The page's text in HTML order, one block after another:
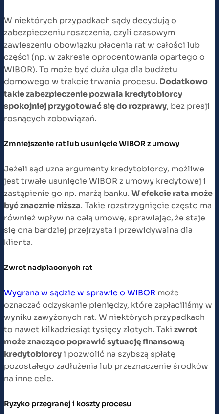
W niektórych przypadkach sądy decydują o
zabezpieczeniu roszczenia, czyli czasowym
zawieszeniu obowiązku płacenia rat w całości lub
części (np. w zakresie oprocentowania opartego o
WIBOR). To może być duża ulga dla budżetu
domowego w trakcie trwania procesu. Dodatkowo
takie zabezpieczenie pozwala kredytobiorcy
spokojniej przygotować się do rozprawy, bez presji
rosnących zobowiązań.
Zmniejszenie rat lub usunięcie WIBOR z umowy
Jeżeli sąd uzna argumenty kredytobiorcy, możliwe
jest trwałe usunięcie WIBOR z umowy kredytowej i
zastąpienie go np. marżą banku. W efekcie rata może
być znacznie niższa. Takie rozstrzygnięcie często ma
również wpływ na całą umowę, sprawiając, że staje
się ona bardziej przejrzysta i przewidywalna dla
klienta.
Zwrot nadpłaconych rat
Wygrana w sądzie w sprawie o WIBOR może
oznaczać odzyskanie pieniędzy, które zapłaciliśmy w
wyniku zawyżonych rat. W niektórych przypadkach
to nawet kilkadziesiąt tysięcy złotych. Taki zwrot
może znacząco poprawić sytuację finansową
kredytobiorcyi pozwolić na szybszą spłatę
pozostałego zadłużenia lub przeznaczenie środków
na inne cele.
Ryzyko przegranej i koszty procesu